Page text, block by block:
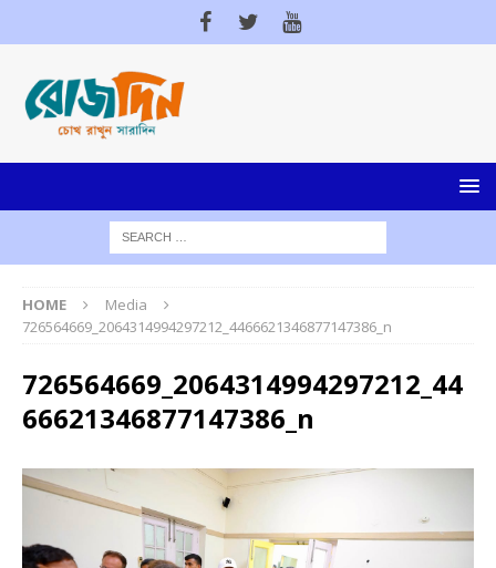
HOME
Media
726564669_2064314994297212_4466621346877147386_n
726564669_2064314994297212_44
66621346877147386_n